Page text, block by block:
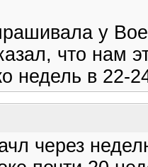
у
что нам
недель в 22-
через